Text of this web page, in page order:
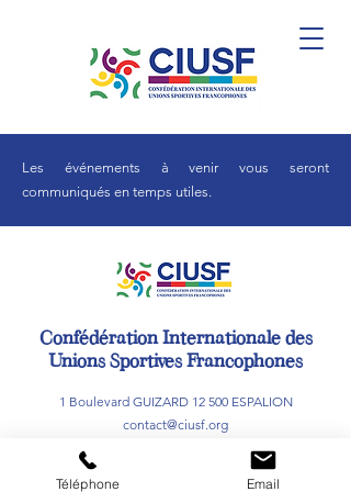
Les événements à venir vous seront
communiqués en temps utiles.
Confédération Internationale des
Unions Sportives Francophones
1 Boulevard GUIZARD 12 500 ESPALION
contact@ciusf.org
Téléphone Email